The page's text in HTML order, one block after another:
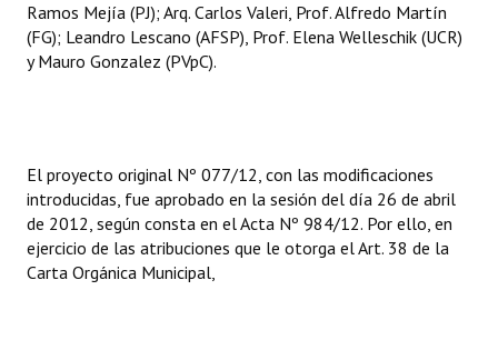
Ramos Mejía (PJ); Arq. Carlos Valeri, Prof. Alfredo Martín
(FG); Leandro Lescano (AFSP), Prof. Elena Welleschik (UCR)
y Mauro Gonzalez (PVpC).
El proyecto original Nº 077/12, con las modificaciones
introducidas, fue aprobado en la sesión del día 26 de abril
de 2012, según consta en el Acta Nº 984/12. Por ello, en
ejercicio de las atribuciones que le otorga el Art. 38 de la
Carta Orgánica Municipal,